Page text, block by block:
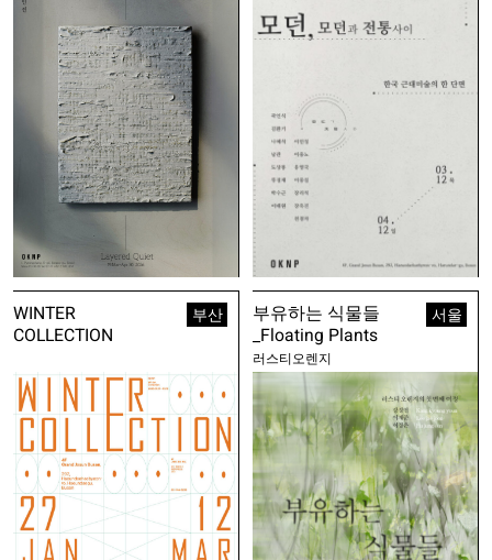
WINTER
COLLECTION
부산
부유하는 식물들
_Floating Plants
러스티오렌지
서울